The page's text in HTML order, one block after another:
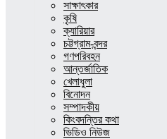
সাক্ষাৎকার
কৃষি
ক্যারিয়ার
চট্টগ্রাম-বন্দর
গণপরিবহন
আন্তর্জাতিক
খেলাধুলা
বিনোদন
সম্পাদকীয়
কিংবদন্তির কথা
ভিডিও নিউজ